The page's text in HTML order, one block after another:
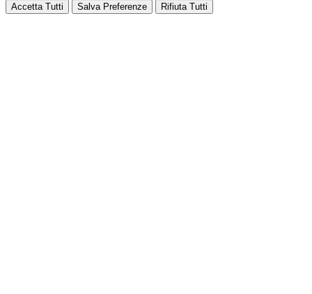
Accetta Tutti Salva Preferenze Rifiuta Tutti